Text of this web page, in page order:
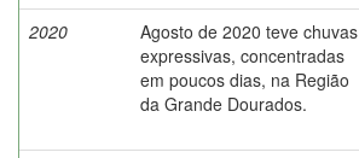
2020
Agosto de 2020 teve chuvas
expressivas, concentradas
em poucos dias, na Região
da Grande Dourados.